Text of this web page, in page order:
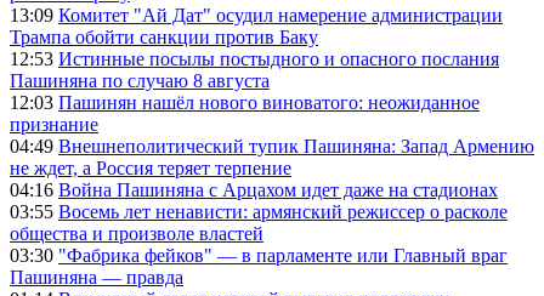
13:09 Комитет "Ай Дат" осудил намерение администрации
Трампа обойти санкции против Баку
12:53 Истинные посылы постыдного и опасного послания
Пашиняна по случаю 8 августа
12:03 Пашинян нашёл нового виноватого: неожиданное
признание
04:49 Внешнеполитический тупик Пашиняна: Запад Армению
не ждет, а Россия теряет терпение
04:16 Война Пашиняна с Арцахом идет даже на стадионах
03:55 Восемь лет ненависти: армянский режиссер о расколе
общества и произволе властей
03:30 "Фабрика фейков" — в парламенте или Главный враг
Пашиняна — правда